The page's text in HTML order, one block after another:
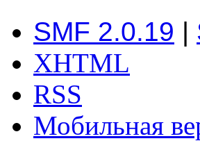
SMF 2.0.19 |
XHTML
RSS
Мобильная